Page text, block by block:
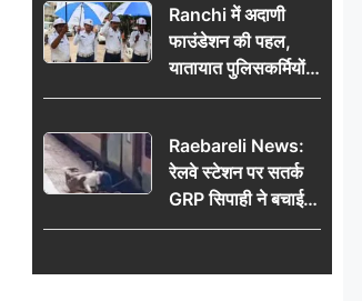
Ranchi में अदाणी
फाउंडेशन की पहल,
यातायात पुलिसकर्मियों
को वितरित किए गए छाते
Raebareli News:
रेलवे स्टेशन पर सतर्क
GRP सिपाही ने बचाई
महिला की जान, चलती
हादसा टला; घटना